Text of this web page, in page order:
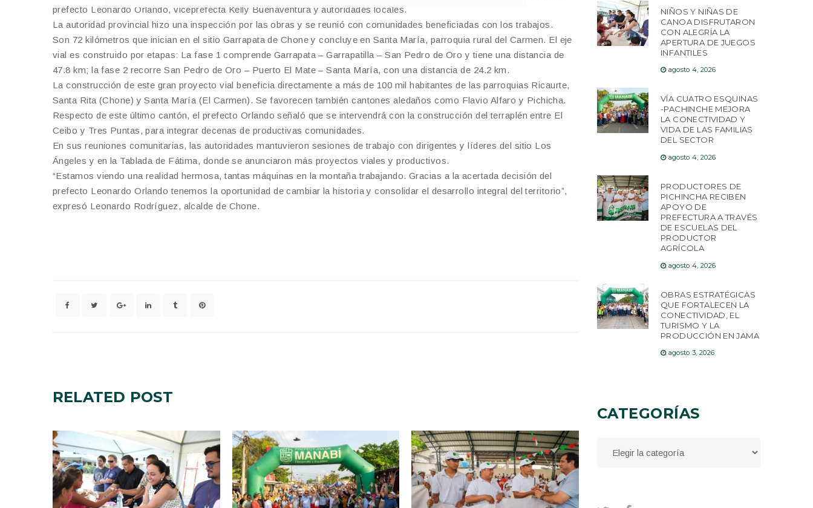
prefecto Leonardo Orlando, viceprefecta Kelly Buenaventura y autoridades locales.
La autoridad provincial hizo una inspección por las obras y se reunió con comunidades beneficiadas con los trabajos.
Son 72 kilómetros que inician en el sitio Garrapata de Chone y concluye en Santa María, parroquia rural del Carmen. El eje
vial es construido por etapas: La fase 1 comprende Garrapata – Garrapatilla – San Pedro de Oro y tiene una distancia de
47.8 km; la fase 2 recorre San Pedro de Oro – Puerto El Mate – Santa María, con una distancia de 24.2 km.
La construcción de este gran proyecto vial beneficia directamente a más de 100 mil habitantes de las parroquias Ricaurte,
Santa Rita (Chone) y Santa María (El Carmen). Se favorecen también cantones aledaños como Flavio Alfaro y Pichicha.
Respecto de este último cantón, el prefecto Orlando señaló que se intervendrá con la construcción del terraplén entre El
Ceibo y Tres Puntas, para integrar decenas de productivas comunidades.
En sus reuniones comunitarias, las autoridades mantuvieron sesiones de trabajo con dirigentes y líderes del sitio Los
Ángeles y en la Tablada de Fátima, donde se anunciaron más proyectos viales y productivos.
“Estamos viendo una realidad hermosa, tantas máquinas en la montaña trabajando. Gracias a la acertada decisión del
prefecto Leonardo Orlando tenemos la oportunidad de cambiar la historia y consolidar el desarrollo integral del territorio”,
expresó Leonardo Rodríguez, alcalde de Chone.
RELATED POST
NIÑOS Y NIÑAS DE
CANOA DISFRUTARON
CON ALEGRÍA LA
APERTURA DE JUEGOS
INFANTILES
agosto 4, 2026
VÍA CUATRO ESQUINAS
-PACHINCHE MEJORA
LA CONECTIVIDAD Y
VIDA DE LAS FAMILIAS
DEL SECTOR
agosto 4, 2026
PRODUCTORES DE
PICHINCHA RECIBEN
APOYO DE
PREFECTURA A TRAVÉS
DE ESCUELAS DEL
PRODUCTOR
AGRÍCOLA
agosto 4, 2026
OBRAS ESTRATÉGICAS
QUE FORTALECEN LA
CONECTIVIDAD, EL
TURISMO Y LA
PRODUCCIÓN EN JAMA
agosto 3, 2026
CATEGORÍAS